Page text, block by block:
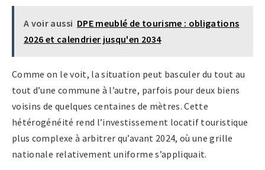
A voir aussi DPE meublé de tourisme : obligations
2026 et calendrier jusqu'en 2034
Comme on le voit, la situation peut basculer du tout au
tout d’une commune à l’autre, parfois pour deux biens
voisins de quelques centaines de mètres. Cette
hétérogénéité rend l’investissement locatif touristique
plus complexe à arbitrer qu’avant 2024, où une grille
nationale relativement uniforme s’appliquait.